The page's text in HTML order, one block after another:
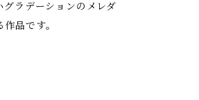
ラデーションのメレダ
品です。